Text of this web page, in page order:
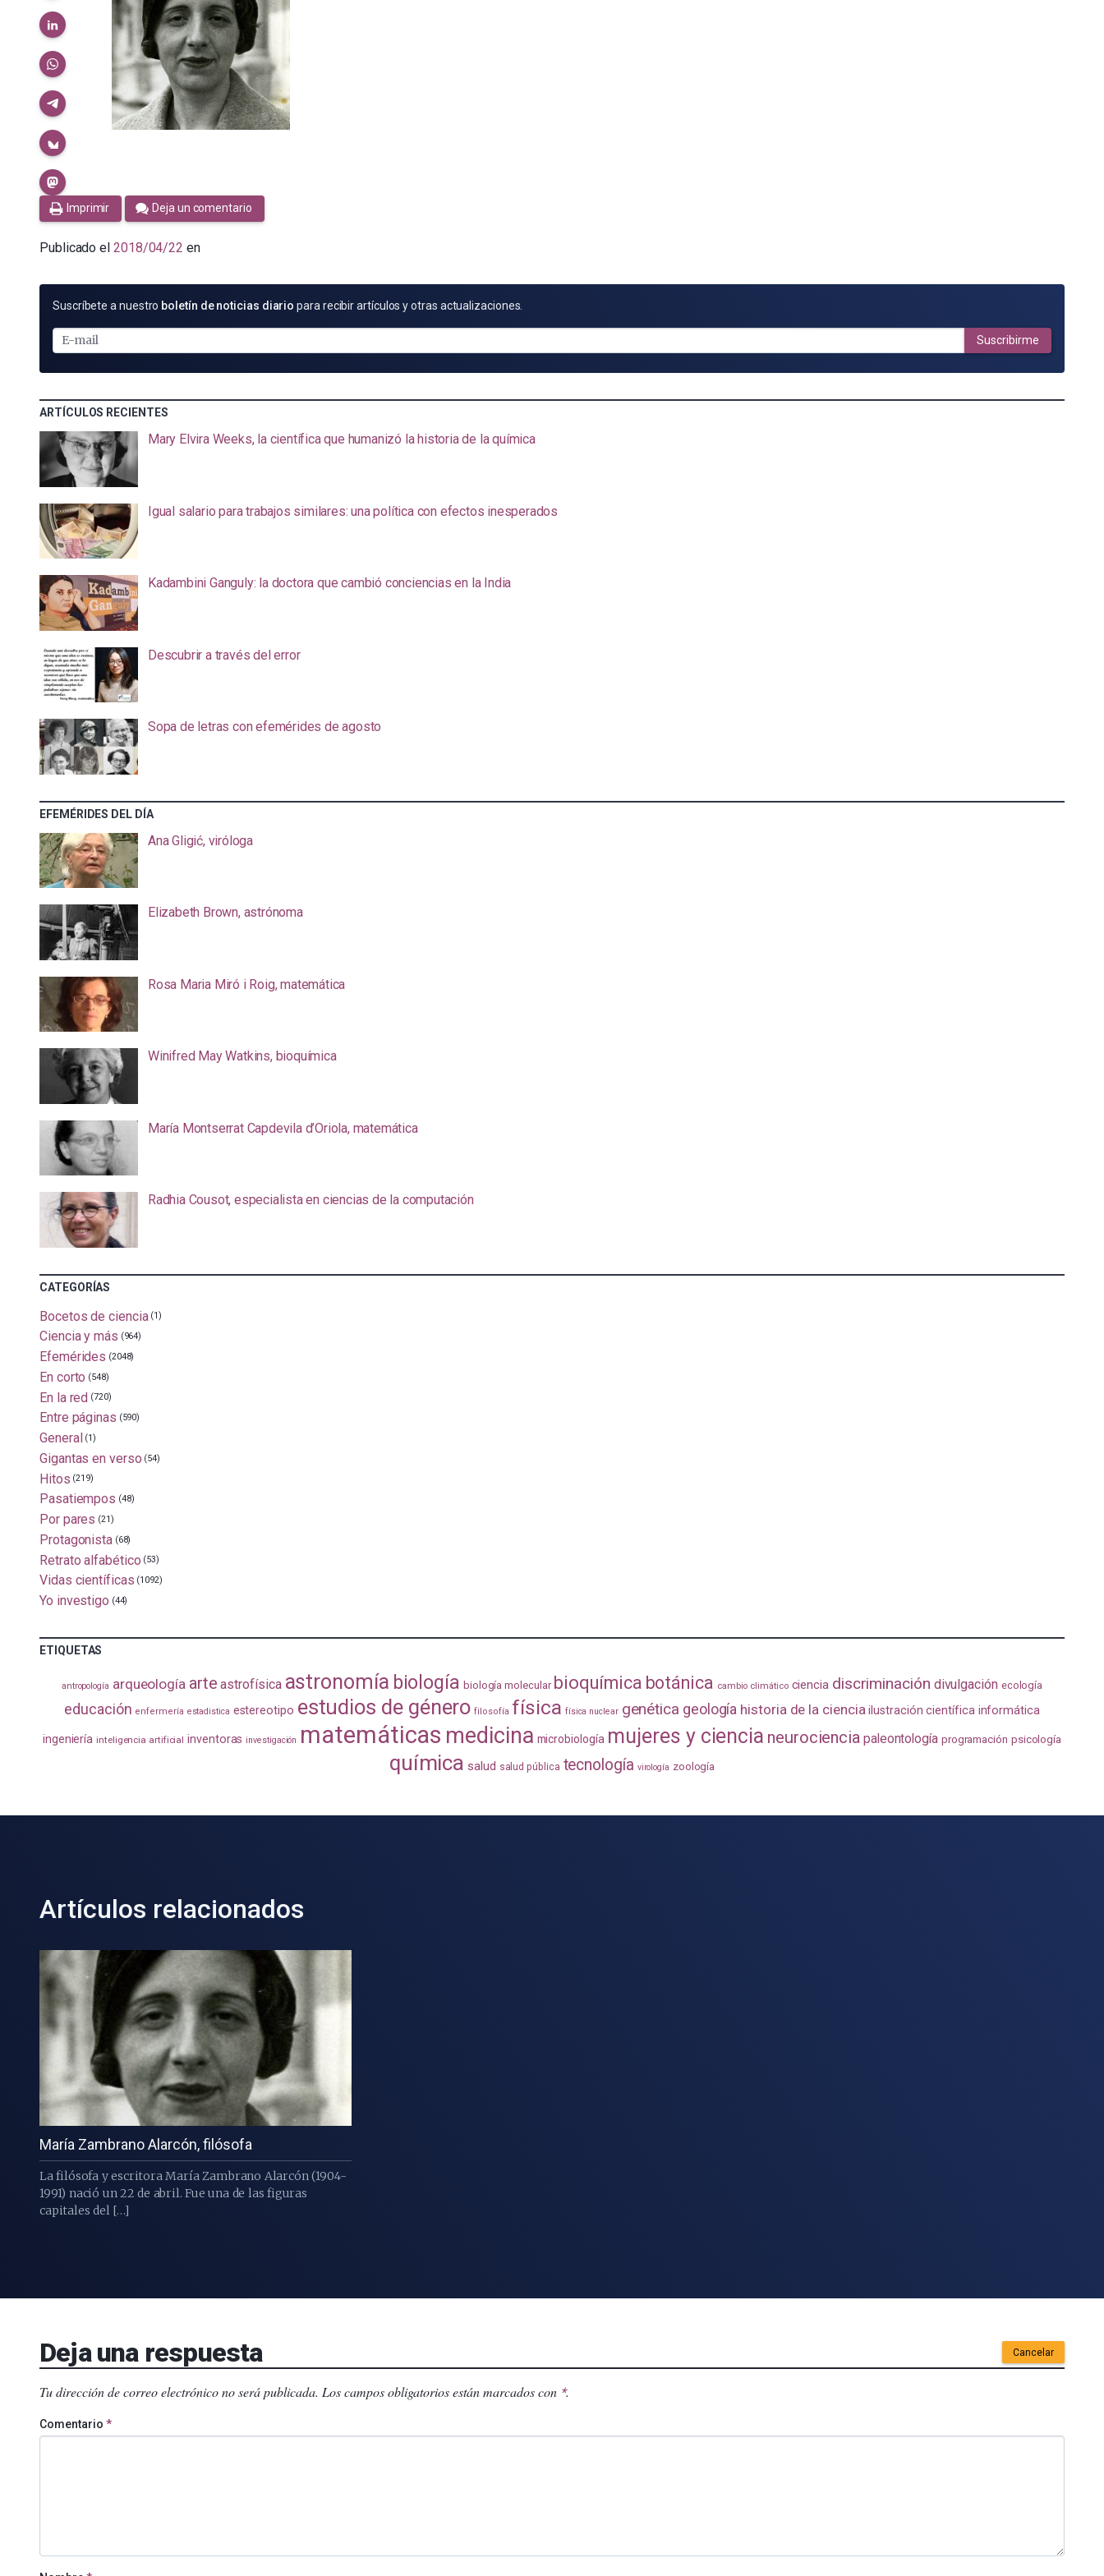
Imprimir Deja un comentario
Publicado el 2018/04/22 en
SUSCRÍBETE
E-
MAIL
Suscríbete a nuestro boletín de noticias diario para recibir artículos y otras actualizaciones.
Suscribirme
ARTÍCULOS RECIENTES
Mary Elvira Weeks, la científica que humanizó la historia de la química
Igual salario para trabajos similares: una política con efectos inesperados
Kadambini Ganguly: la doctora que cambió conciencias en la India
Descubrir a través del error
Sopa de letras con efemérides de agosto
EFEMÉRIDES DEL DÍA
Ana Gligić, viróloga
Elizabeth Brown, astrónoma
Rosa Maria Miró i Roig, matemática
Winifred May Watkins, bioquímica
María Montserrat Capdevila d’Oriola, matemática
Radhia Cousot, especialista en ciencias de la computación
CATEGORÍAS
Bocetos de ciencia (1)
Ciencia y más (964)
Efemérides (2048)
En corto (548)
En la red (720)
Entre páginas (590)
General (1)
Gigantas en verso (54)
Hitos (219)
Pasatiempos (48)
Por pares (21)
Protagonista (68)
Retrato alfabético (53)
Vidas científicas (1092)
Yo investigo (44)
ETIQUETAS
antropología arqueología arte astrofísica astronomía biología biología molecular bioquímica botánica cambio climático ciencia discriminación divulgación ecología
educación enfermería estadistica estereotipo estudios de género filosofía física física nuclear genética geología historia de la ciencia ilustración científica informática
ingeniería inteligencia artificial inventoras investigación matemáticas medicina microbiología mujeres y ciencia neurociencia paleontología programación psicología
química salud salud pública tecnología virología zoología
Artículos relacionados
María Zambrano Alarcón, filósofa
La filósofa y escritora María Zambrano Alarcón (1904-
1991) nació un 22 de abril. Fue una de las figuras
capitales del […]
Deja una respuesta Cancelar
Tu dirección de correo electrónico no será publicada. Los campos obligatorios están marcados con *.
Comentario *